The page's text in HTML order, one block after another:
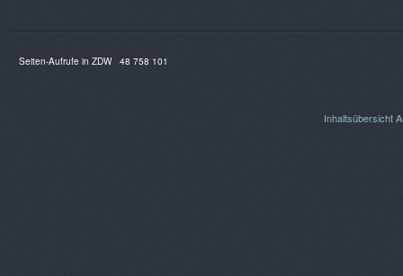
Seiten-Aufrufe in ZDW 48 758 101
Inhaltsübersicht